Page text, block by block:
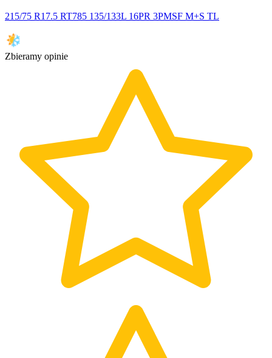
215/75 R17.5 RT785 135/133L 16PR 3PMSF M+S TL
Zbieramy opinie